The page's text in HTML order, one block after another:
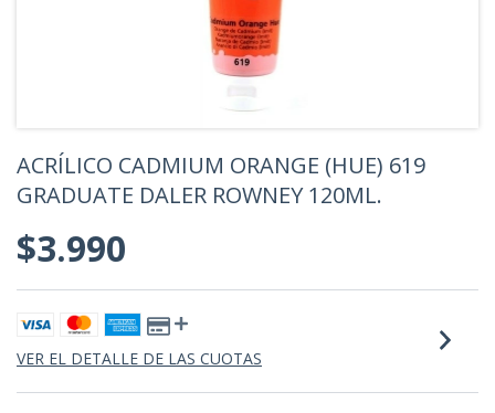
ACRÍLICO CADMIUM ORANGE (HUE) 619
GRADUATE DALER ROWNEY 120ML.
$3.990
VER EL DETALLE DE LAS CUOTAS